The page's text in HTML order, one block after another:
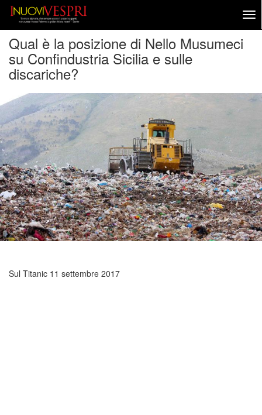
Qual è la posizione di Nello Musumeci
su Confindustria Sicilia e sulle
discariche?
Sul Titanic 11 settembre 2017